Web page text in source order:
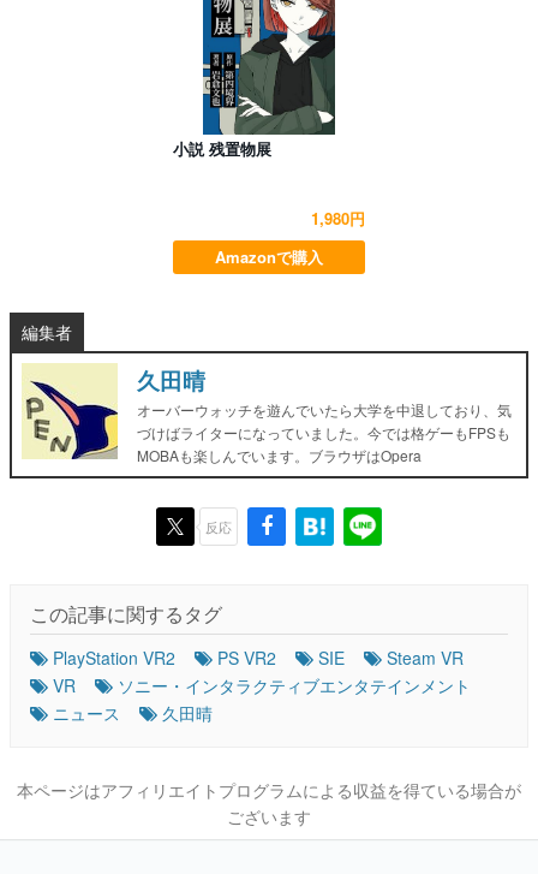
小説 残置物展
1,980円
Amazonで購入
編集者
久田晴
オーバーウォッチを遊んでいたら大学を中退しており、気
づけばライターになっていました。今では格ゲーもFPSも
MOBAも楽しんでいます。ブラウザはOpera
反応
この記事に関するタグ
PlayStation VR2 PS VR2 SIE
Steam VR
VR
ソニー・インタラクティブエンタテインメント
ニュース
久田晴
本ページはアフィリエイトプログラムによる収益を得ている場合が
ございます